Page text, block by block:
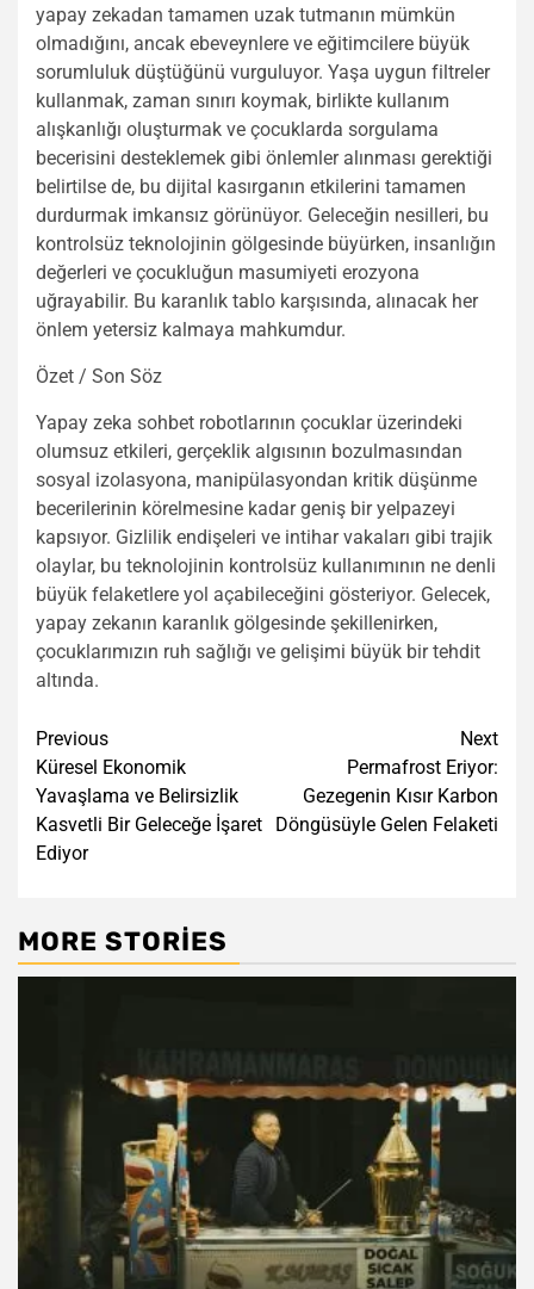
yapay zekadan tamamen uzak tutmanın mümkün
olmadığını, ancak ebeveynlere ve eğitimcilere büyük
sorumluluk düştüğünü vurguluyor. Yaşa uygun filtreler
kullanmak, zaman sınırı koymak, birlikte kullanım
alışkanlığı oluşturmak ve çocuklarda sorgulama
becerisini desteklemek gibi önlemler alınması gerektiği
belirtilse de, bu dijital kasırganın etkilerini tamamen
durdurmak imkansız görünüyor. Geleceğin nesilleri, bu
kontrolsüz teknolojinin gölgesinde büyürken, insanlığın
değerleri ve çocukluğun masumiyeti erozyona
uğrayabilir. Bu karanlık tablo karşısında, alınacak her
önlem yetersiz kalmaya mahkumdur.
Özet / Son Söz
Yapay zeka sohbet robotlarının çocuklar üzerindeki
olumsuz etkileri, gerçeklik algısının bozulmasından
sosyal izolasyona, manipülasyondan kritik düşünme
becerilerinin körelmesine kadar geniş bir yelpazeyi
kapsıyor. Gizlilik endişeleri ve intihar vakaları gibi trajik
olaylar, bu teknolojinin kontrolsüz kullanımının ne denli
büyük felaketlere yol açabileceğini gösteriyor. Gelecek,
yapay zekanın karanlık gölgesinde şekillenirken,
çocuklarımızın ruh sağlığı ve gelişimi büyük bir tehdit
altında.
Post
navigation
Previous
Küresel Ekonomik
Yavaşlama ve Belirsizlik
Kasvetli Bir Geleceğe İşaret
Ediyor
Next
Permafrost Eriyor:
Gezegenin Kısır Karbon
Döngüsüyle Gelen Felaketi
MORE STORIES